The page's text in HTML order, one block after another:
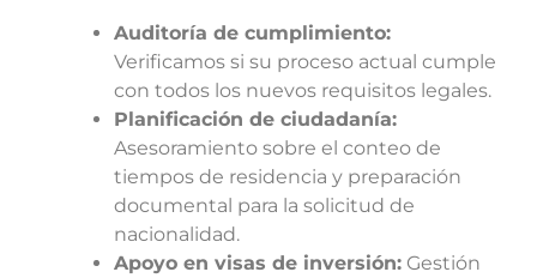
Auditoría de cumplimiento:
Verificamos si su proceso actual cumple
con todos los nuevos requisitos legales.
Planificación de ciudadanía:
Asesoramiento sobre el conteo de
tiempos de residencia y preparación
documental para la solicitud de
nacionalidad.
Apoyo en visas de inversión: Gestión